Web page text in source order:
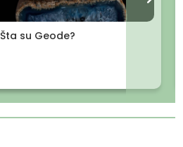
Šta su Geode?